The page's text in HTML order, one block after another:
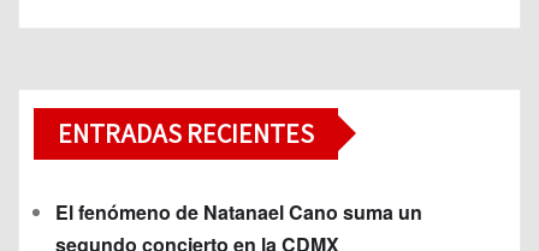
ENTRADAS RECIENTES
El fenómeno de Natanael Cano suma un
segundo concierto en la CDMX